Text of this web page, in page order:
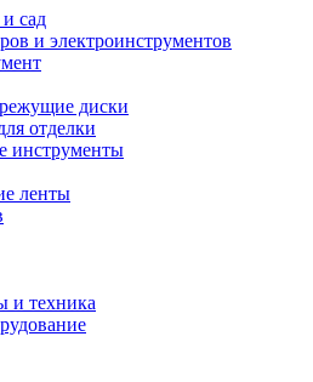
сад
и электроинструментов
диски
отделки
инструменты
ленты
и техника